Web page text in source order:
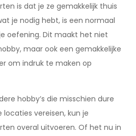
is dat je ze gemakkelijk thuis
je nodig hebt, is een normaal
oefening. Dit maakt het niet
maar ook een gemakkelijke
om indruk te maken op
hobby’s die misschien dure
vereisen, kun je
overal uitvoeren. Of het nu in